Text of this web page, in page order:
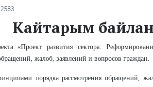
2583
Кайтарым
«Проект развития сектора:
жалоб, заявлений и вопросов граждан.
порядка рассмотрения обращений,